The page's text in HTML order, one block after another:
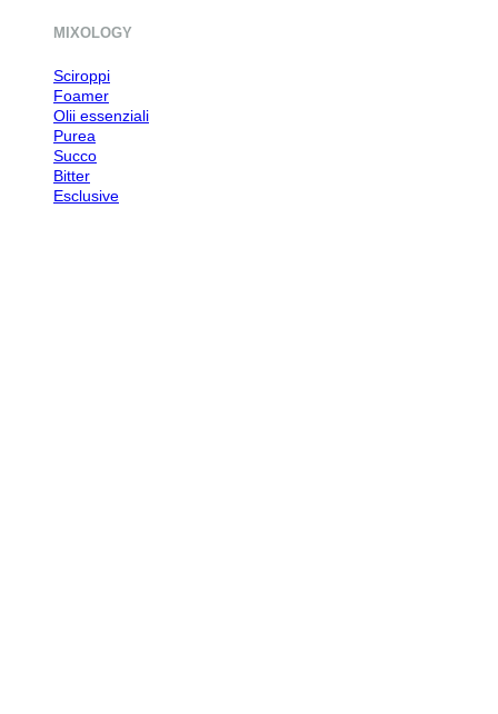
MIXOLOGY
Sciroppi
Foamer
Olii essenziali
Purea
Succo
Bitter
Esclusive